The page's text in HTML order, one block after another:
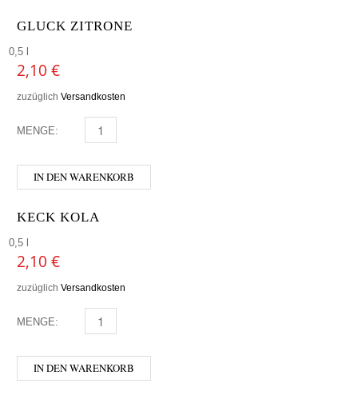
GLUCK ZITRONE
0,5 l
2,10 €
zuzüglich Versandkosten
MENGE: GLUCK ZITRONE MENGE
IN DEN WARENKORB
KECK KOLA
0,5 l
2,10 €
zuzüglich Versandkosten
MENGE: KECK KOLA MENGE
IN DEN WARENKORB